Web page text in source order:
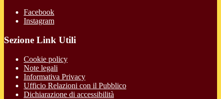
Facebook
Instagram
Sezione Link Utili
Cookie policy
Note legali
Informativa Privacy
Ufficio Relazioni con il Pubblico
Dichiarazione di accessibilità